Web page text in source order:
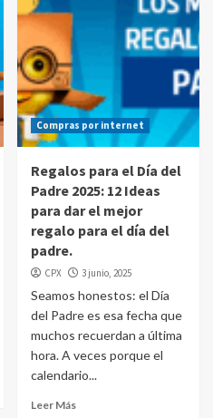
Compras por internet
Regalos para el Día del
Padre 2025: 12 Ideas
para dar el mejor
regalo para el día del
padre.
CPX 3 junio, 2025
Seamos honestos: el Día
del Padre es esa fecha que
muchos recuerdan a última
hora. A veces porque el
calendario...
Leer Más